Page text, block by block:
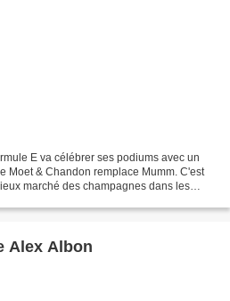
E va célébrer ses podiums avec un
Moet & Chandon remplace Mumm. C'est
marché des champagnes dans les
Alex Albon